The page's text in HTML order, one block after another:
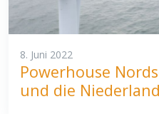
8. Juni 2022
Powerhouse
und die